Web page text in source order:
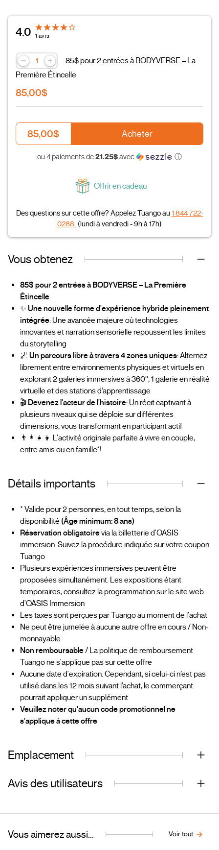
4.0 1 avis
85$ pour 2 entrées à BODYVERSE – La
Première Étincelle
85,00$
85,00$ Acheter
ou 4 paiements de21.25$avec ⓘ
Offrir en cadeau
Des questions sur cette offre? Appelez Tuango au1 844 722-
0288 (lundi à vendredi - 9h à 17h)
Vous obtenez
85$ pour 2 entrées à BODYVERSE – La Première
Étincelle
✨ Une nouvelle forme d'expérience hybride pleinement
intégrée: Une avancée majeure où technologies
innovantes et narration sensorielle repoussent les limites
du storytelling
🌌 Un parcours libre à travers 4 zones uniques: Alternez
librement entre environnements physiques et virtuels en
explorant 2 galeries immersives à 360°, 1 galerie en réalité
virtuelle et des stations d’apprentissage
🎬 Devenez l'acteur de l'histoire: Un récit captivant à
plusieurs niveaux qui se déploie sur différentes
dimensions, vous transformant en participant actif
👨‍👩‍👧‍👦 L'activité originale parfaite à vivre en couple,
entre amis ou en famille*!
Détails importants
* Valide pour 2 personnes, en tout temps, selon la
disponibilité (Âge minimum: 8 ans)
Réservation obligatoirevia la billetterie d'OASIS
immersion. Suivez la procédure indiquée sur votre coupon
Tuango
Plusieurs expériences immersives peuvent être
proposées simultanément. Les expositions étant
temporaires, consultez la programmation sur le site web
d'OASIS Immersion
Les taxes sont perçues par Tuango au moment de l'achat
Ne peut être jumelée à aucune autre offre en cours / Non-
monnayable
Non remboursable/ La politique de remboursement
Tuango ne s'applique pas sur cette offre
Aucune date d'expiration. Cependant, si celui-ci n’est pas
utilisé dans les 12 mois suivant l’achat, le commerçant
pourrait appliquer un supplément
Veuillez noter qu'aucun code promotionnel ne
s'applique à cette offre
Emplacement
Avis des utilisateurs
Vous aimerez aussi... Voir tout